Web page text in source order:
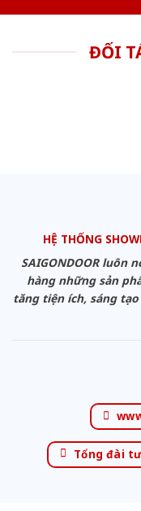
ĐỐI
HỆ THỐNG
SAIGONDOOR luôn
hàng những sản
tăng tiện ích, sáng
Tổng đài